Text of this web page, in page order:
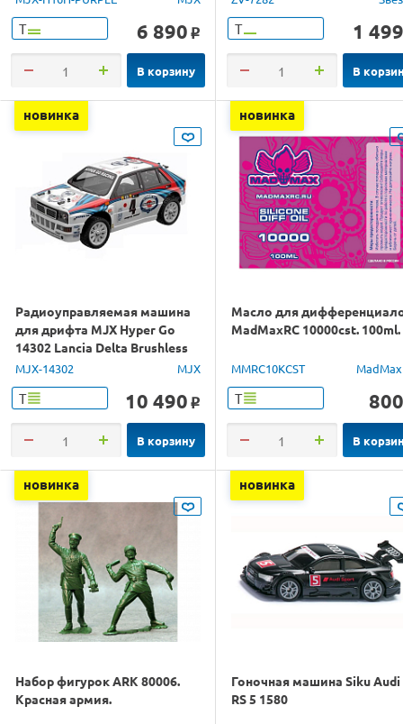
Т 6 890 o
В корзину
Т 1 499
В
новинка
Радиоуправляемая машина
для дрифта MJX Hyper Go
14302 Lancia Delta Brushless
4WD 2.4G LED 1/14 RTR
MJX-14302 MJX
Т 10 490 o
В корзину
новинка
Масло для
MadMaxRC 10000cst. 100ml.
MMRC10KCST
Т 800
В
новинка
Набор фигурок ARK 80006.
Красная армия.
новинка
Гоночная машина Siku Audi
RS 5 1580